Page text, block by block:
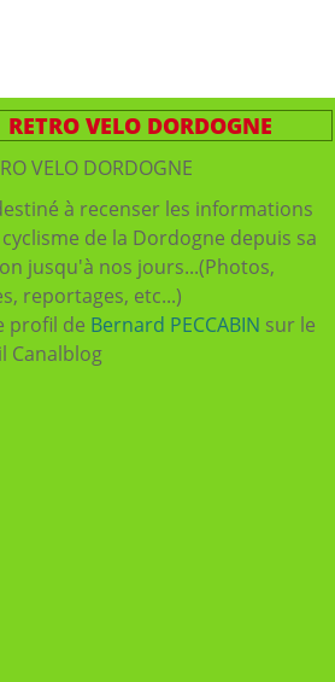
RETRO VELO DORDOGNE
à recenser les informations
de la Dordogne depuis sa
jusqu'à nos jours...(Photos,
reportages, etc...)
profil de Bernard PECCABIN sur le
Canalblog